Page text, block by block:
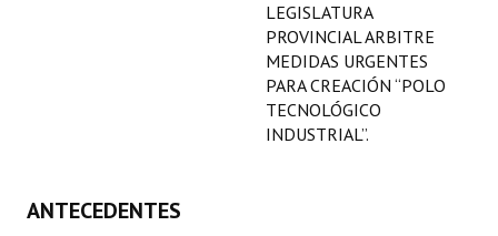
Reglamento Interno
LEGISLATURA
PROVINCIAL ARBITRE
MEDIDAS URGENTES
PARA CREACIÓN “POLO
TECNOLÓGICO
INDUSTRIAL”.
ANTECEDENTES